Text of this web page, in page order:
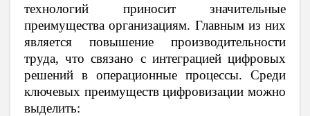
технологий приносит значительные
преимущества организациям. Главным из них
является повышение производительности
труда, что связано с интеграцией цифровых
решений в операционные процессы. Среди
ключевых преимуществ цифровизации можно
выделить: